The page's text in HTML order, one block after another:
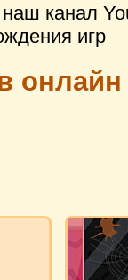
канал
игр